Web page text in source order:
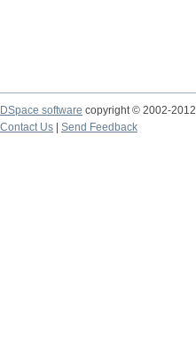
DSpace software copyright © 2002-2012
Contact Us
Send Feedback